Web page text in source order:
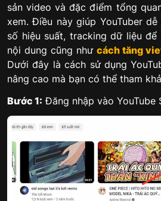
sản video và đặc điểm tổng
xem. Điều này giúp YouTuber
số hiệu suất, tracking dữ liệu
nội dung cũng như cách tăng
Dưới đây là cách sử dụng
nâng cao mà bạn có thể tham
Bước 1: Đăng nhập vào YouTube